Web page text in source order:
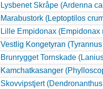
Lysbenet Skråpe (Ardenna
Marabustork (Leptoptilos
Lille Empidonax (Empidonax
Vestlig Kongetyran
Brunrygget Tornskade
Kamchatkasanger
Skovvipstjert